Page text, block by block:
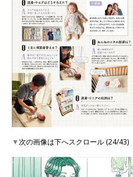
▼次の画像は下へスクロール (24/43)